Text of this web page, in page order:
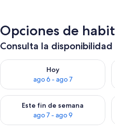
Opciones de
Consulta la
Hoy
ago 6 - ago 7
Consulta la disponibilidad para
Este fin de semana
ago 7 - ago 9
Consulta la disponibilidad para